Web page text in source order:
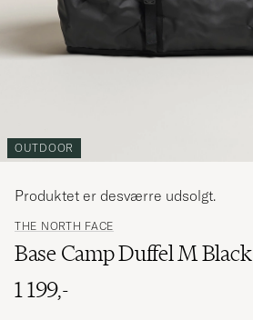
OUTDOOR
THE NORTH FACE
Base Camp Duffel M Black
1 199,-
Produktet er desværre udsolgt.